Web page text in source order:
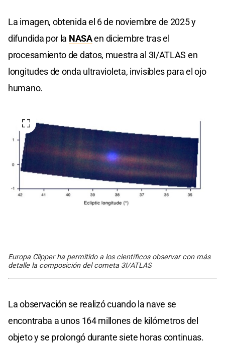
La imagen, obtenida el 6 de noviembre de 2025 y
difundida por la NASAen diciembre tras el
procesamiento de datos, muestra al 3I/ATLAS en
longitudes de onda ultravioleta, invisibles para el ojo
humano.
Europa Clipper ha permitido a los científicos observar con más
detalle la composición del cometa 3I/ATLAS
La observación se realizó cuando la nave se
encontraba a unos 164 millones de kilómetros del
objeto y se prolongó durante siete horas continuas.